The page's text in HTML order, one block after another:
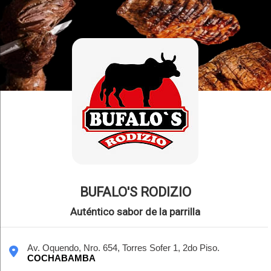
BUFALO'S RODIZIO
Auténtico sabor de la parrilla
Av. Oquendo, Nro. 654, Torres Sofer 1, 2do Piso.
COCHABAMBA